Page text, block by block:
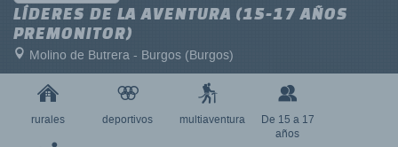
LÍDERES DE LA AVENTURA (15-17 AÑOS
PREMONITOR)
Molino de Butrera - Burgos (Burgos)
rurales deportivos multiaventura
De 15 a 17
años